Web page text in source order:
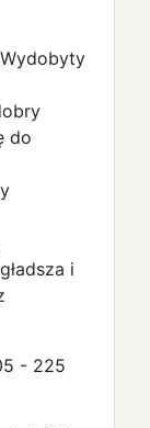
do
i
- 225